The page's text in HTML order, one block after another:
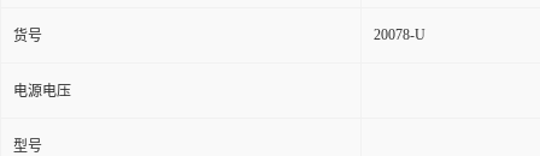
货号 20078-U
电源电压
型号